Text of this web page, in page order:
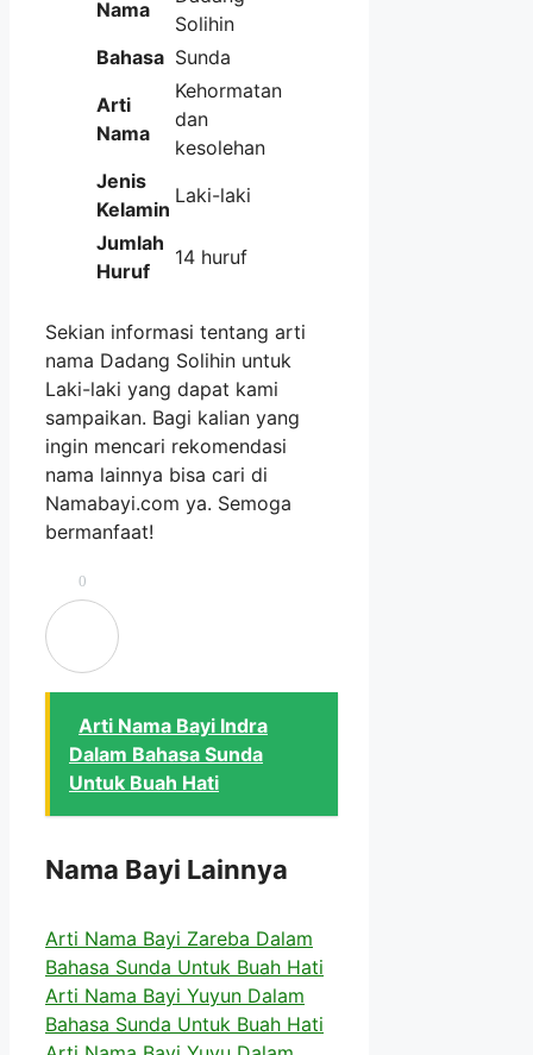
Nama
Solihin
Bahasa Sunda
Arti
Nama
Kehormatan
dan
kesolehan
Jenis
Kelamin
Laki-laki
Jumlah
Huruf
14 huruf
Sekian informasi tentang arti
nama Dadang Solihin untuk
Laki-laki yang dapat kami
sampaikan. Bagi kalian yang
ingin mencari rekomendasi
nama lainnya bisa cari di
Namabayi.com ya. Semoga
bermanfaat!
0
Arti Nama Bayi Indra
Dalam Bahasa Sunda
Untuk Buah Hati
Nama Bayi Lainnya
Arti Nama Bayi Zareba Dalam
Bahasa Sunda Untuk Buah Hati
Arti Nama Bayi Yuyun Dalam
Bahasa Sunda Untuk Buah Hati